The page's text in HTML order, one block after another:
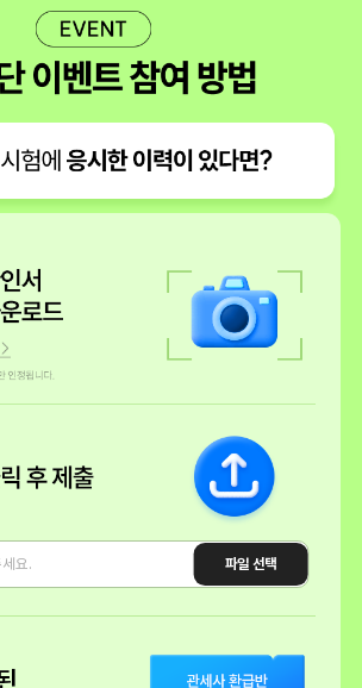
트에 참여하면 쿠폰할인으로 무려 10만원이 할인
된다. 파격적인 조건이다.
험 준비를 안할 이유가 전혀 없다. 내년 1차시험 합
이다.
화이팅!!! 꿈은 이루어진다!!!
를 위한 투자가 필요했다고 생각했고
의 추천으로 "관세사"라는걸 알게되었다.
도 있고, 한번 도전해보고 싶어서 준비하려고 한다
는사람은 해커스에서 시작해봐도 좋겠다
로도 계속 영역이 넓어지고 활성화 될 것이기 때문
에
위해서 충분히 시간과 노력을 투자할 가치가 있다
해커스 관세사 자격증 이벤트도 있더라구요.
파일 선택